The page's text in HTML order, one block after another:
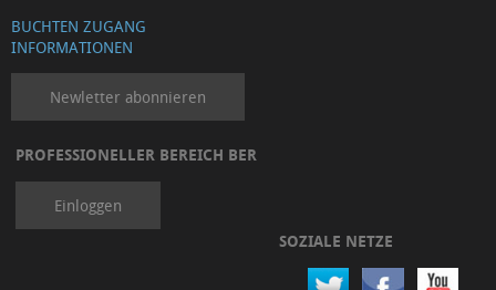
BUCHTEN ZUGANG
INFORMATIONEN
Newletter abonnieren
PROFESSIONELLER BEREICH BER
Einloggen
SOZIALE NETZE